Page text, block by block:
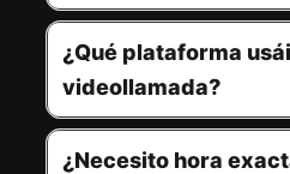
¿Qué plataforma
videollamada?
¿Necesito hora